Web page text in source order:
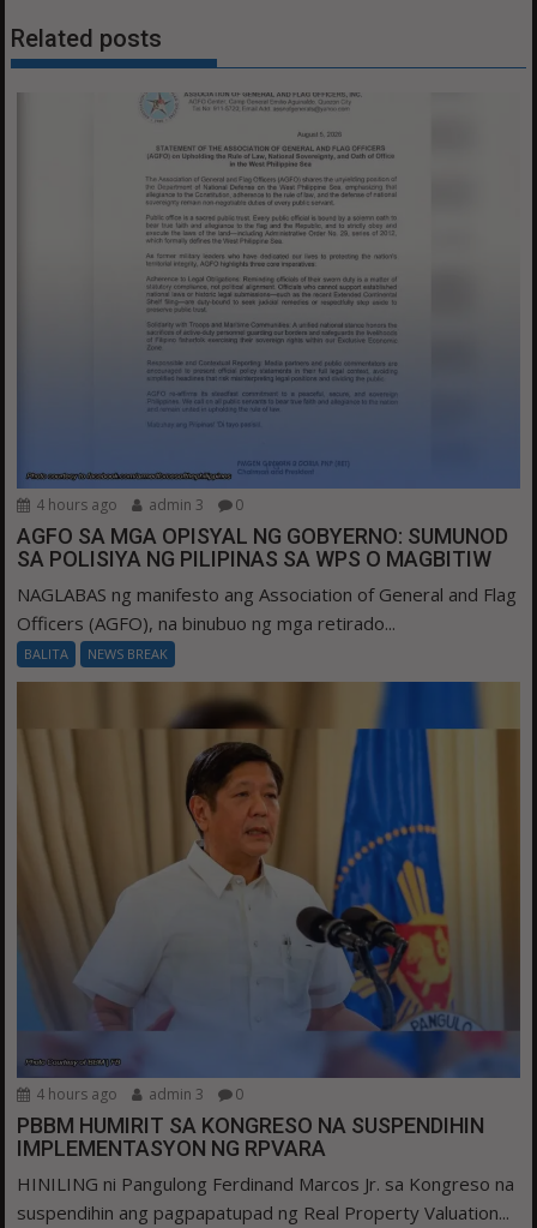
Related posts
4 hours ago admin 3 0
AGFO SA MGA OPISYAL NG GOBYERNO: SUMUNOD
SA POLISIYA NG PILIPINAS SA WPS O MAGBITIW
NAGLABAS ng manifesto ang Association of General and Flag
Officers (AGFO), na binubuo ng mga retirado...
BALITA NEWS BREAK
4 hours ago admin 3 0
PBBM HUMIRIT SA KONGRESO NA SUSPENDIHIN
IMPLEMENTASYON NG RPVARA
HINILING ni Pangulong Ferdinand Marcos Jr. sa Kongreso na
suspendihin ang pagpapatupad ng Real Property Valuation...